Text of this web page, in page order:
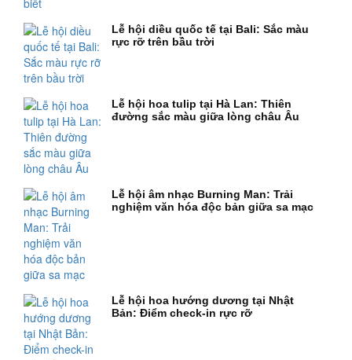
Lễ hội diều quốc tế tại Bali: Sắc màu
rực rỡ trên bầu trời
Lễ hội hoa tulip tại Hà Lan: Thiên
đường sắc màu giữa lòng châu Âu
Lễ hội âm nhạc Burning Man: Trải
nghiệm văn hóa độc bản giữa sa mạc
Lễ hội hoa hướng dương tại Nhật
Bản: Điểm check-in rực rỡ